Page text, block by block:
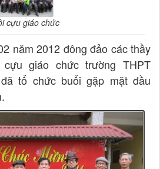
cựu giáo chức
năm 2012 đông đảo các thầy
giáo chức trường THPT
tổ chức buổi gặp mặt đầu